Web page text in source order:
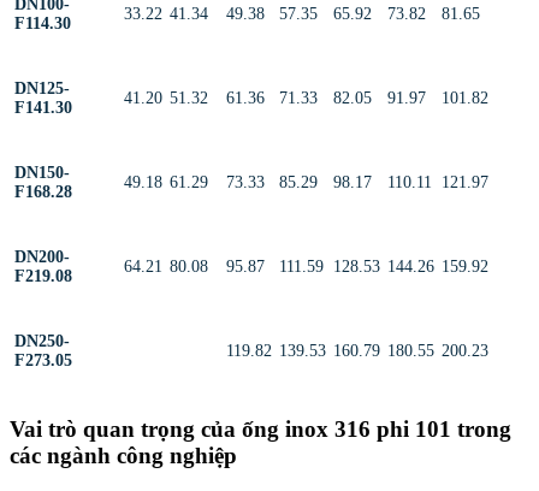
DN100-
F114.30
33.22 41.34 49.38 57.35 65.92 73.82 81.65
DN125-
F141.30
41.20 51.32 61.36 71.33 82.05 91.97 101.82
DN150-
F168.28
49.18 61.29 73.33 85.29 98.17 110.11 121.97
DN200-
F219.08
64.21 80.08 95.87 111.59 128.53 144.26 159.92
DN250-
F273.05
119.82 139.53 160.79 180.55 200.23
Vai trò quan trọng của ống inox 316 phi 101 trong
các ngành công nghiệp